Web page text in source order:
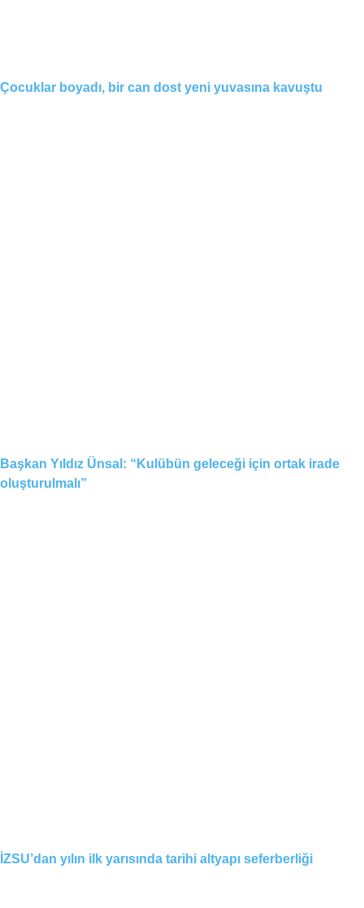
Çocuklar boyadı, bir can dost yeni yuvasına kavuştu
Başkan Yıldız Ünsal: “Kulübün geleceği için ortak irade
oluşturulmalı”
İZSU’dan yılın ilk yarısında tarihi altyapı seferberliği